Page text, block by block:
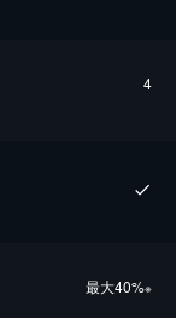
4
最⼤40%※